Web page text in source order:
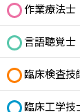
作業療法士
言語聴覚士
臨床検査技
臨床工学技